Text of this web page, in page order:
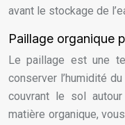
avant le stockage de
Paillage organique
Le paillage est une
conserver l’humidité
couvrant le sol
matière organique,